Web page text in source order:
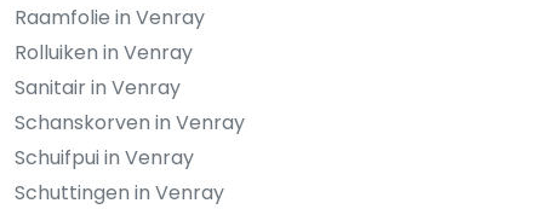
Raamfolie in Venray
Rolluiken in Venray
Sanitair in Venray
Schanskorven in Venray
Schuifpui in Venray
Schuttingen in Venray